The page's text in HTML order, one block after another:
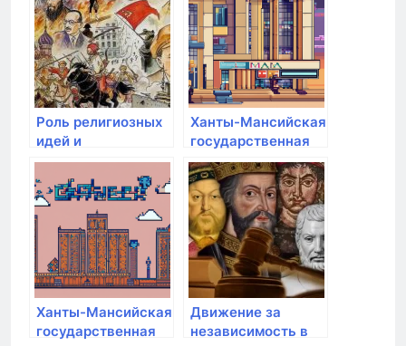
Роль религиозных
идей и
миссионерства в
эпоху открытий
Ханты-Мансийская
государственная
медицинская
академия
Ханты-Мансийская
государственная
Движение за
независимость в